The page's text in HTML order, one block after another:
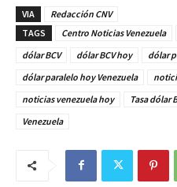
VIA
Redacción CNV
TAGS
Centro Noticias Venezuela
dólar BCV
dólar BCV hoy dólar
dólar paralelo hoy Venezuela
noticias venezuela hoy
Tasa dólar
Venezuela